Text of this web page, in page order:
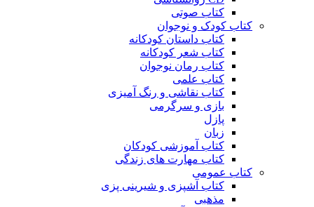
کتاب صوتی
کتاب کودک و نوجوان
کتاب داستان کودکانه
کتاب شعر کودکانه
کتاب رمان نوجوان
کتاب علمی
کتاب نقاشی و رنگ آمیزی
بازی و سرگرمی
پازل
زبان
کتاب آموزشی کودکان
کتاب مهارت های زندگی
کتاب عمومی
کتاب آشپزی و شیرینی پزی
مذهبی